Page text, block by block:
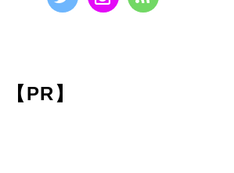
【PR】